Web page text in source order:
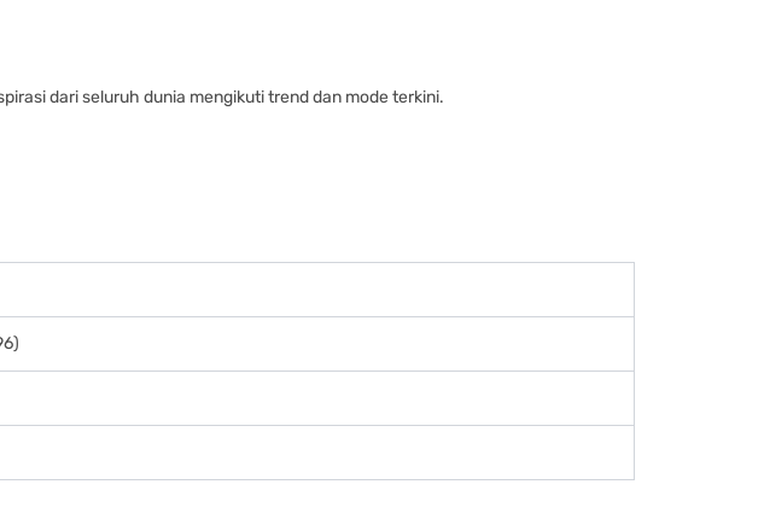
dari seluruh dunia mengikuti trend dan mode terkini.